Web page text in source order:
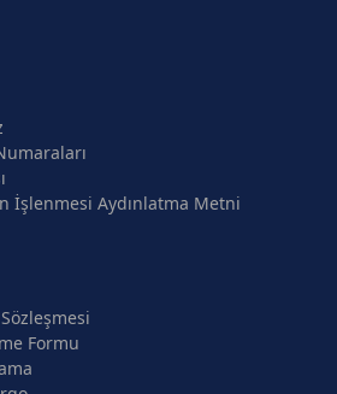
İşlenmesi Aydınlatma Metni
Formu